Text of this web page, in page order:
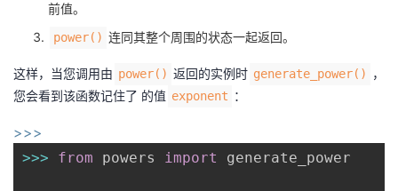
前值。
power() 连同其整个周围的状态一起返回。
这样，当您调用由 power() 返回的实例时 generate_power()
，
您会看到该函数记住了 的值 exponent ：
>>>
>>> from powers import generate_power